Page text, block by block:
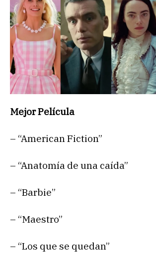
Mejor Película
– “American Fiction”
– “Anatomía de una caída”
– “Barbie”
– “Maestro”
– “Los que se quedan”